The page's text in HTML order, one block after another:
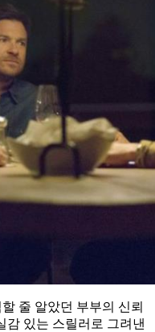
줄 알았던 부부의 신뢰
감 있는 스릴러로 그려낸